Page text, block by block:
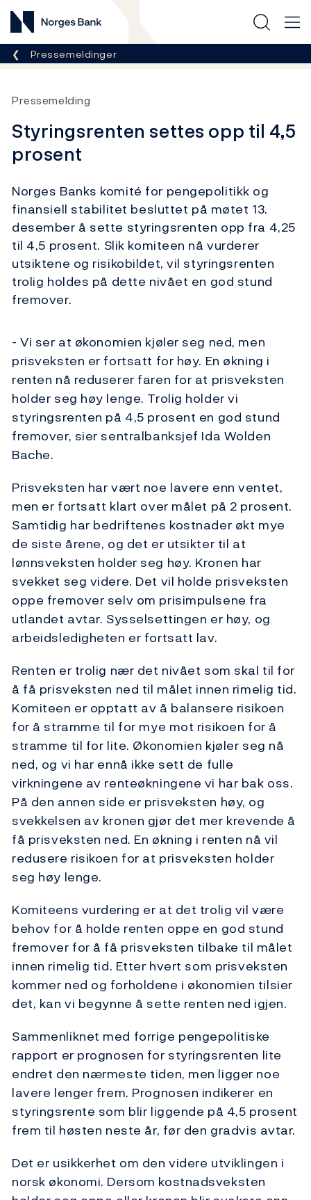
Norges Bank
Her er du nå:
Pressemeldinger
Pressemelding
Styringsrenten settes opp til 4,5
prosent
Norges Banks komité for pengepolitikk og
finansiell stabilitet besluttet på møtet 13.
desember å sette styringsrenten opp fra 4,25
til 4,5 prosent. Slik komiteen nå vurderer
utsiktene og risikobildet, vil styringsrenten
trolig holdes på dette nivået en god stund
fremover.
- Vi ser at økonomien kjøler seg ned, men
prisveksten er fortsatt for høy. En økning i
renten nå reduserer faren for at prisveksten
holder seg høy lenge. Trolig holder vi
styringsrenten på 4,5 prosent en god stund
fremover, sier sentralbanksjef Ida Wolden
Bache.
Prisveksten har vært noe lavere enn ventet,
men er fortsatt klart over målet på 2 prosent.
Samtidig har bedriftenes kostnader økt mye
de siste årene, og det er utsikter til at
lønnsveksten holder seg høy. Kronen har
svekket seg videre. Det vil holde prisveksten
oppe fremover selv om prisimpulsene fra
utlandet avtar. Sysselsettingen er høy, og
arbeidsledigheten er fortsatt lav.
Renten er trolig nær det nivået som skal til for
å få prisveksten ned til målet innen rimelig tid.
Komiteen er opptatt av å balansere risikoen
for å stramme til for mye mot risikoen for å
stramme til for lite. Økonomien kjøler seg nå
ned, og vi har ennå ikke sett de fulle
virkningene av renteøkningene vi har bak oss.
På den annen side er prisveksten høy, og
svekkelsen av kronen gjør det mer krevende å
få prisveksten ned. En økning i renten nå vil
redusere risikoen for at prisveksten holder
seg høy lenge.
Komiteens vurdering er at det trolig vil være
behov for å holde renten oppe en god stund
fremover for å få prisveksten tilbake til målet
innen rimelig tid. Etter hvert som prisveksten
kommer ned og forholdene i økonomien tilsier
det, kan vi begynne å sette renten ned igjen.
Sammenliknet med forrige pengepolitiske
rapport er prognosen for styringsrenten lite
endret den nærmeste tiden, men ligger noe
lavere lenger frem. Prognosen indikerer en
styringsrente som blir liggende på 4,5 prosent
frem til høsten neste år, før den gradvis avtar.
Det er usikkerhet om den videre utviklingen i
norsk økonomi. Dersom kostnadsveksten